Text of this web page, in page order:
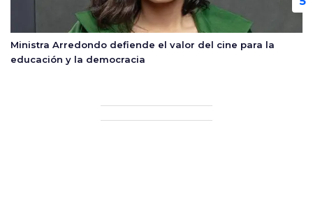
Ministra Arredondo defiende el valor del cine para la
educación y la democracia